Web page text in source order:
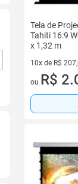
Tela de
Tahiti 16:9
x 1,32 m
10x de R$
10 vez de R$
ou R$